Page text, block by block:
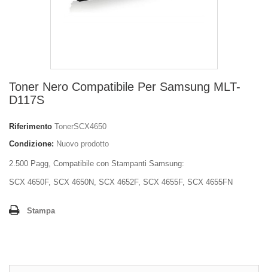
Toner Nero Compatibile Per Samsung MLT-
D117S
Riferimento TonerSCX4650
Condizione: Nuovo prodotto
2.500 Pagg, Compatibile con Stampanti Samsung:
SCX 4650F, SCX 4650N, SCX 4652F, SCX 4655F, SCX 4655FN
Stampa